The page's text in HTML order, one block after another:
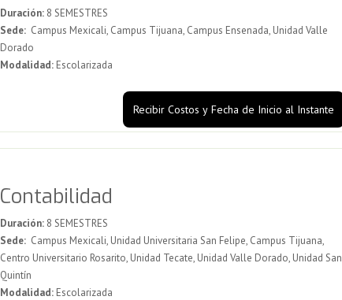
Duración:8 SEMESTRES
Sede:Campus Mexicali, Campus Tijuana, Campus Ensenada, Unidad Valle
Dorado
Modalidad:Escolarizada
Recibir Costos y Fecha de Inicio al Instante
Contabilidad
Duración:8 SEMESTRES
Sede:Campus Mexicali, Unidad Universitaria San Felipe, Campus Tijuana,
Centro Universitario Rosarito, Unidad Tecate, Unidad Valle Dorado, Unidad San
Quintín
Modalidad:Escolarizada